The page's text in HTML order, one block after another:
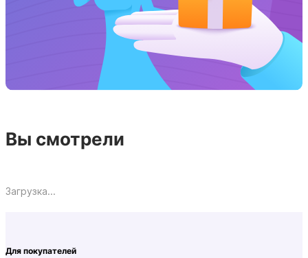
Вы смотрели
Загрузка...
Для покупателей